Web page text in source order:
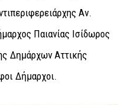
Αν.
Παιανίας Ισίδωρος
Δημάρχων Αττικής
Δήμαρχοι.